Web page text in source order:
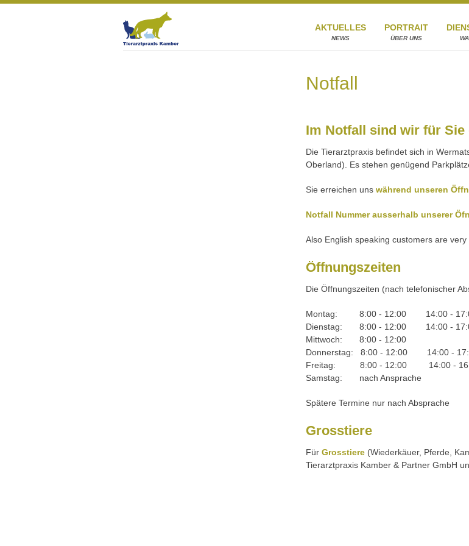
AKTUELLES
NEWS
PORTRAIT
ÜBER UNS
Notfall
Im Notfall sind wir für Sie
Die Tierarztpraxis befindet sich in
Oberland). Es stehen genügend
Sie erreichen uns während unseren
Notfall Nummer ausserhalb unserer
Also English speaking customers are very
Öffnungszeiten
Die Öffnungszeiten (nach telefonischer
Montag: 8:00 - 12:00 14:00 -
Dienstag: 8:00 - 12:00 14:00 -
Mittwoch: 8:00 - 12:00
Donnerstag: 8:00 - 12:00 14:00 -
Freitag: 8:00 - 12:00 14:00 -
Samstag: nach Ansprache
Spätere Termine nur nach Absprache
Grosstiere
Für Grosstiere (Wiederkäuer, Pferde,
Tierarztpraxis Kamber & Partner GmbH